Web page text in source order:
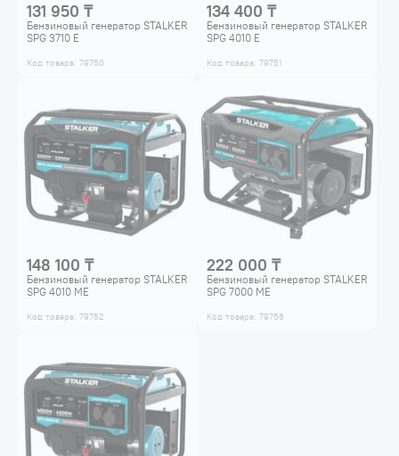
131 950 ₸
Бензиновый генератор STALKER
SPG 3710 E
Код товара: 79750
134 400 ₸
Бензиновый генератор STALKER
SPG 4010 E
Код товара: 79751
148 100 ₸
Бензиновый генератор STALKER
SPG 4010 ME
Код товара: 79752
222 000 ₸
Бензиновый генератор STALKER
SPG 7000 ME
Код товара: 79756